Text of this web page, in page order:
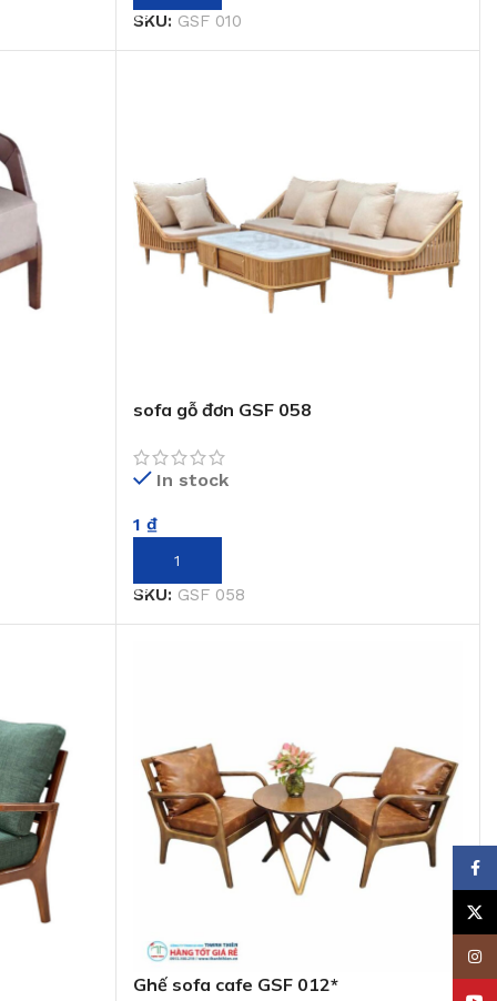
SKU: GSF 010
sofa gỗ đơn GSF 058
In stock
1 ₫
THÊM VÀO GIỎ HÀNG
SKU: GSF 058
Ghế sofa cafe GSF 012*